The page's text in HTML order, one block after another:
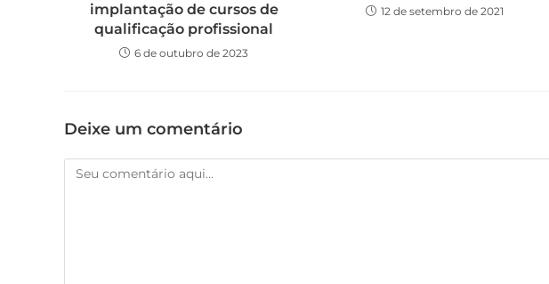
implantação de cursos de
qualificação profissional
6 de outubro de 2023
12 de setembro de 2021
Deixe um comentário